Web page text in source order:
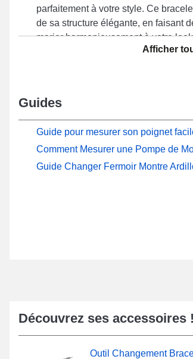
parfaitement à votre style. Ce
de sa structure élégante, en faisant
marier harmonieusement à votre
agréable pour votre montre. Alliant
afin de satisfaire les besoins des
de très bonne facture, et sa
Vector, Advizor, Regatta, Vector
marque Suunto. Grâce à sa
Suunto s'accommode idéalement à
moment.
Afficher
Guides
Guide pour mesurer son poignet
Comment Mesurer une Pompe de
Guide Changer Fermoir Montre
Découvrez ses accessoires !
Outil Changement